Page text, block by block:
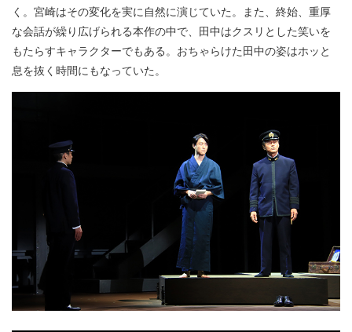
く。宮崎はその変化を実に自然に演じていた。また、終始、重厚
な会話が繰り広げられる本作の中で、田中はクスリとした笑いを
もたらすキャラクターでもある。おちゃらけた田中の姿はホッと
息を抜く時間にもなっていた。